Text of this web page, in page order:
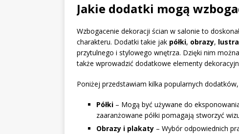
Jakie dodatki mogą
Wzbogacenie dekoracji ścian w salonie to
charakteru. Dodatki takie jak półki, obrazy, lustra
przytulnego i stylowego wnętrza. Dzięki nim
także wprowadzić dodatkowe elementy
Poniżej przedstawiam kilka popularnych
Półki – Mogą być używane do
zaaranżowane półki pomagają stworzyć
Obrazy i plakaty – Wybór odpowiednich